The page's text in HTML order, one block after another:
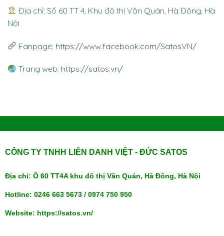
Địa chỉ: Số 60 TT 4, Khu đô thị Văn Quán, Hà Đông, Hà
Nội
Fanpage: https://www.facebook.com/SatosVN/
Trang web: https://satos.vn/
CÔNG TY TNHH LIÊN DANH VIỆT - ĐỨC SATOS
Địa chỉ: Ô 60 TT4A khu đô thị Văn Quán, Hà Đông, Hà Nội
Hotline: 0246 663 5673 / 0974 750 950
Website: https://satos.vn/